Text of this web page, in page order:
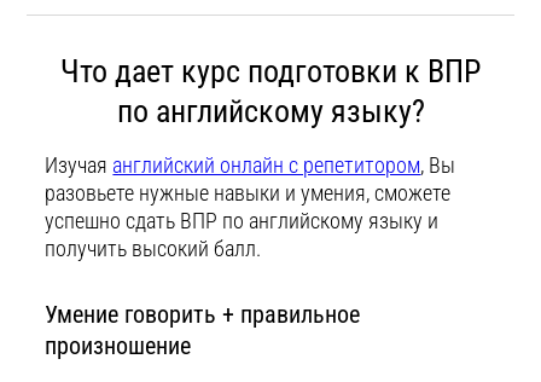
Что дает курс подготовки к ВПР
по английскому языку?
Изучая английский онлайн с репетитором, Вы
разовьете нужные навыки и умения, сможете
успешно сдать ВПР по английскому языку и
получить высокий балл.
Умение говорить + правильное
произношение